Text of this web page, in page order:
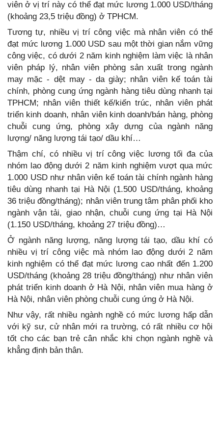
viên ở vị trí này có thể đạt mức lương 1.000 USD/tháng
(khoảng 23,5 triệu đồng) ở TPHCM.
Tương tự, nhiều vị trí công việc mà nhân viên có thể
đạt mức lương 1.000 USD sau một thời gian nắm vững
công việc, có dưới 2 năm kinh nghiệm làm việc là nhân
viên pháp lý, nhân viên phòng sản xuất trong ngành
may mặc - dệt may - da giày; nhân viên kế toán tài
chính, phòng cung ứng ngành hàng tiêu dùng nhanh tại
TPHCM; nhân viên thiết kế/kiến trúc, nhân viên phát
triển kinh doanh, nhân viên kinh doanh/bán hàng, phòng
chuỗi cung ứng, phòng xây dựng của ngành năng
lượng/ năng lượng tái tạo/ dầu khí…
Thậm chí, có nhiều vị trí công việc lương tối đa của
nhóm lao động dưới 2 năm kinh nghiệm vượt qua mức
1.000 USD như nhân viên kế toán tài chính ngành hàng
tiêu dùng nhanh tại Hà Nội (1.500 USD/tháng, khoảng
36 triệu đồng/tháng); nhân viên trung tâm phân phối kho
ngành vận tải, giao nhận, chuỗi cung ứng tại Hà Nội
(1.150 USD/tháng, khoảng 27 triệu đồng)…
Ở ngành năng lượng, năng lượng tái tạo, dầu khí có
nhiều vị trí công việc mà nhóm lao động dưới 2 năm
kinh nghiệm có thể đạt mức lương cao nhất đến 1.200
USD/tháng (khoảng 28 triệu đồng/tháng) như nhân viên
phát triển kinh doanh ở Hà Nội, nhân viên mua hàng ở
Hà Nội, nhân viên phòng chuỗi cung ứng ở Hà Nội.
Như vậy, rất nhiều ngành nghề có mức lương hấp dẫn
với kỹ sư, cử nhân mới ra trường, có rất nhiều cơ hội
tốt cho các bạn trẻ cân nhắc khi chọn ngành nghề và
khẳng định bản thân.